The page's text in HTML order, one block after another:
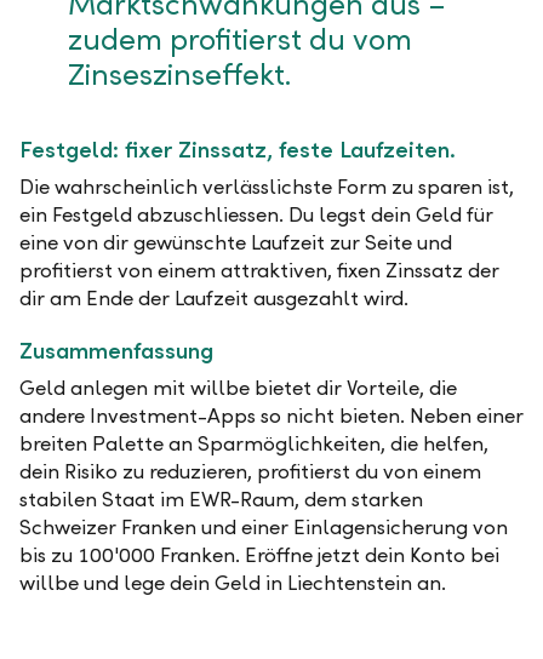
zudem profitierst du vom
Zinseszinseffekt.
Festgeld: fixer Zinssatz, feste Laufzeiten.
Die wahrscheinlich verlässlichste Form zu sparen ist,
ein Festgeld abzuschliessen. Du legst dein Geld für
eine von dir gewünschte Laufzeit zur Seite und
profitierst von einem attraktiven, fixen Zinssatz der
dir am Ende der Laufzeit ausgezahlt wird.
Zusammenfassung
Geld anlegen mit willbe bietet dir Vorteile, die
andere Investment-Apps so nicht bieten. Neben einer
breiten Palette an Sparmöglichkeiten, die helfen,
dein Risiko zu reduzieren, profitierst du von einem
stabilen Staat im EWR-Raum, dem starken
Schweizer Franken und einer Einlagensicherung von
bis zu 100'000 Franken. Eröffne jetzt dein Konto bei
willbe und lege dein Geld in Liechtenstein an.